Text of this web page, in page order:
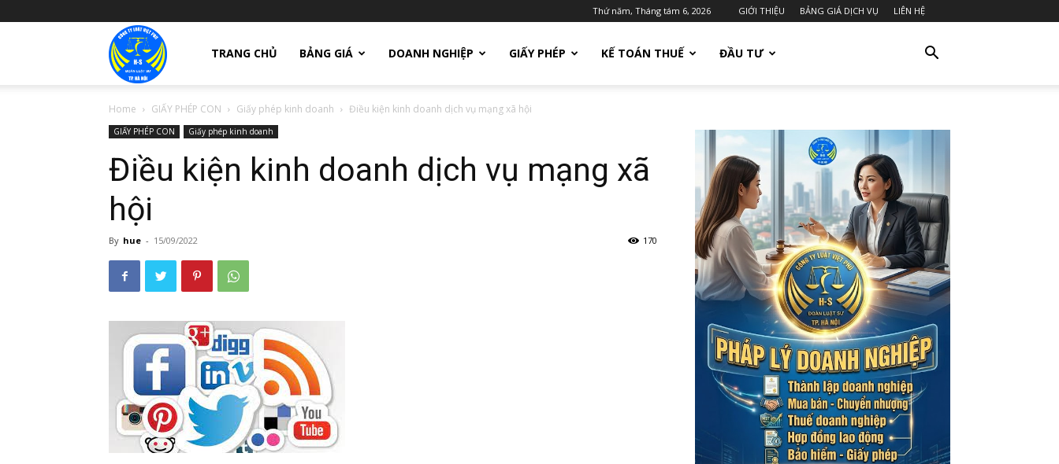
Thứ năm, Tháng tám 6, 2026 GIỚI THIỆU BẢNG GIÁ DỊCH VỤ LIÊN HỆ
giay
phep
thanh
lap
ty
TRANG CHỦ BẢNG GIÁ DOANH NGHIỆP GIẤY PHÉP KẾ TOÁN THUẾ ĐẦU TƯ
Home GIẤY PHÉP CON Giấy phép kinh doanh Điều kiện kinh doanh dịch vụ mạng xã hội
GIẤY PHÉP CON Giấy phép kinh doanh
Điều kiện kinh doanh dịch vụ mạng xã
hội
By hue - 15/09/2022 170